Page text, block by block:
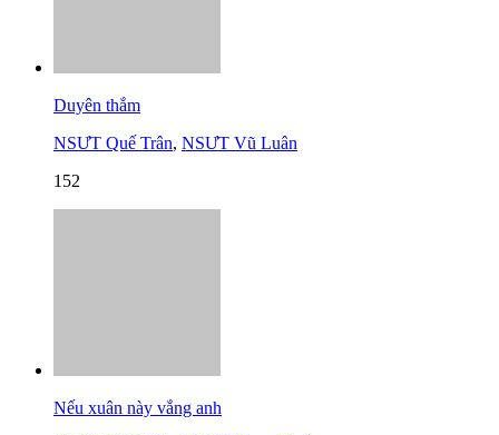
Duyên thắm
NSƯT Quế Trân, NSƯT Vũ Luân
152
Nếu xuân này vắng anh